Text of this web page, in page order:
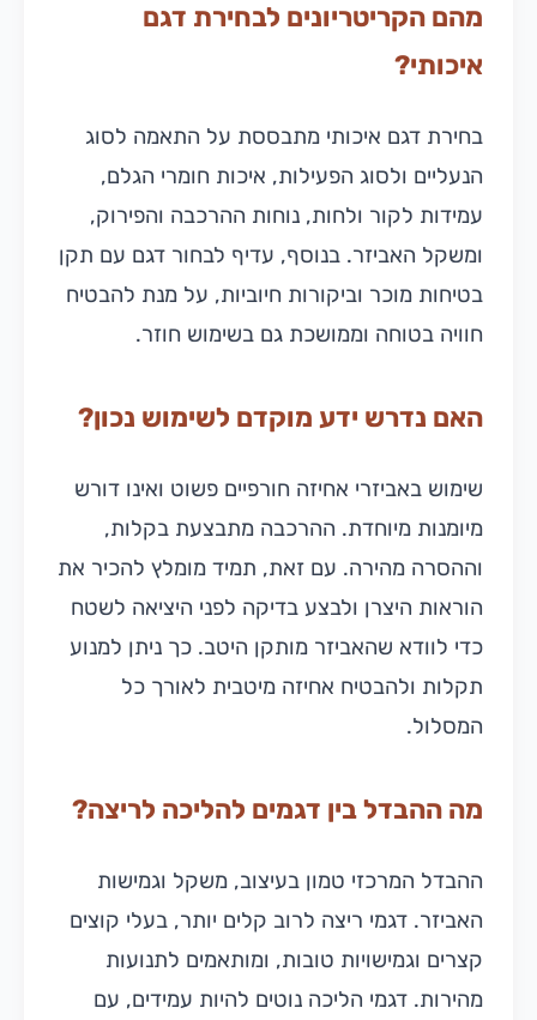
מהם הקריטריונים לבחירת דגם
איכותי?
בחירת דגם איכותי מתבססת על התאמה לסוג
הנעליים ולסוג הפעילות, איכות חומרי הגלם,
עמידות לקור ולחות, נוחות ההרכבה והפירוק,
ומשקל האביזר. בנוסף, עדיף לבחור דגם עם תקן
בטיחות מוכר וביקורות חיוביות, על מנת להבטיח
חוויה בטוחה וממושכת גם בשימוש חוזר.
האם נדרש ידע מוקדם לשימוש נכון?
שימוש באביזרי אחיזה חורפיים פשוט ואינו דורש
מיומנות מיוחדת. ההרכבה מתבצעת בקלות,
וההסרה מהירה. עם זאת, תמיד מומלץ להכיר את
הוראות היצרן ולבצע בדיקה לפני היציאה לשטח
כדי לוודא שהאביזר מותקן היטב. כך ניתן למנוע
תקלות ולהבטיח אחיזה מיטבית לאורך כל
המסלול.
מה ההבדל בין דגמים להליכה לריצה?
ההבדל המרכזי טמון בעיצוב, משקל וגמישות
האביזר. דגמי ריצה לרוב קלים יותר, בעלי קוצים
קצרים וגמישויות טובות, ומותאמים לתנועות
מהירות. דגמי הליכה נוטים להיות עמידים, עם